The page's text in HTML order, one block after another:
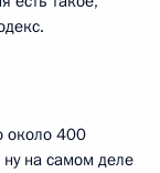
около 400
на самом деле